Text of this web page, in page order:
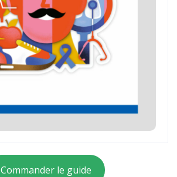
Commander le guide